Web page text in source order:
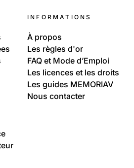
MalagnouINFORMATIONS
À propos
Les règles d'or
FAQ et Mode d’Emploi
Les licences et les droits
Les guides MEMORIAV
Nous contacter